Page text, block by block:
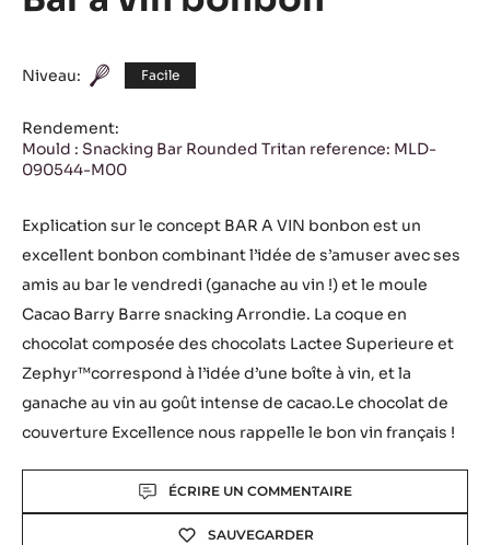
Bar a vin bonbon
Niveau: Facile
Rendement:
Mould : Snacking Bar Rounded Tritan reference: MLD-
Explication sur le concept BAR A VIN bonbon est un
excellent bonbon combinant l’idée de s’amuser avec ses